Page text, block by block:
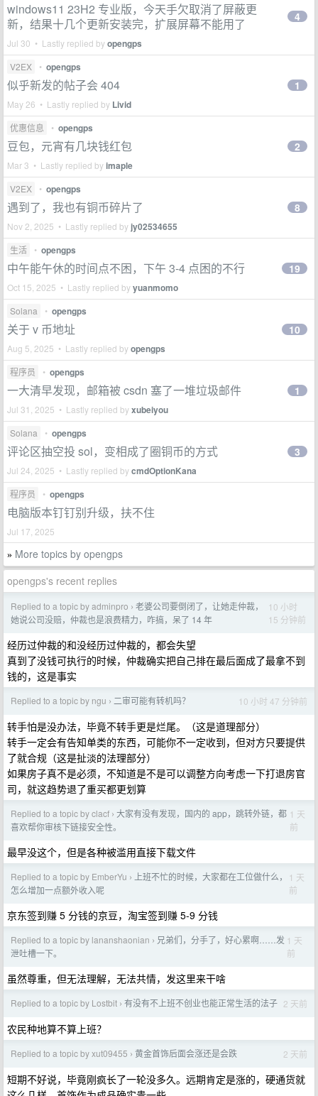
windows11 23H2 专业版，今天手欠取消了屏蔽更
新，结果十几个更新安装完，扩展屏幕不能用了
Jul 30 • Lastly replied byopengps
4
V2EX • opengps
似乎新发的帖子会 404
May 26 • Lastly replied by Livid
1
优惠信息 • opengps
豆包，元宵有几块钱红包
Mar 3 • Lastly replied byimaple
2
V2EX • opengps
遇到了，我也有铜币碎片了
Nov 2, 2025 • Lastly replied by jy02534655
8
生活 • opengps
中午能午休的时间点不困，下午 3-4 点困的不行
Oct 15, 2025 • Lastly replied byyuanmomo
19
Solana • opengps
关于 v 币地址
Aug 5, 2025 • Lastly replied byopengps
10
程序员 • opengps
一大清早发现，邮箱被 csdn 塞了一堆垃圾邮件
Jul 31, 2025 • Lastly replied byxubeiyou
1
Solana • opengps
评论区抽空投 sol，变相成了圈铜币的方式
Jul 24, 2025 • Lastly replied bycmdOptionKana
3
程序员 • opengps
电脑版本钉钉别升级，扶不住
Jul 17, 2025
» More topics by opengps
opengps's recent replies
Replied to a topic by adminpro › 老婆公司要倒闭了，让她走仲裁，
她说公司没赔，仲裁也是浪费精力，咋搞，呆了 14 年
10 小时
15 分钟前
经历过仲裁的和没经历过仲裁的，都会失望
真到了没钱可执行的时候，仲裁确实把自己排在最后面成了最拿不到
钱的，这是事实
Replied to a topic by ngu › 二审可能有转机吗？ 10 小时 47 分钟前
转手怕是没办法，毕竟不转手更是烂尾。（这是道理部分）
转手一定会有告知单类的东西，可能你不一定收到，但对方只要提供
了就合规（这是扯淡的法理部分）
如果房子真不是必须，不知道是不是可以调整方向考虑一下打退房官
司，就这趋势退了重买都更划算
Replied to a topic by clacf › 大家有没有发现，国内的 app，跳转外链，都
喜欢帮你审核下链接安全性。
1 天
前
最早没这个，但是各种被滥用直接下载文件
Replied to a topic by EmberYu ›
上班不忙的时候，大家都在工位做什么，
怎么增加一点额外收入呢
1 天
前
京东签到赚 5 分钱的京豆，淘宝签到赚 5-9 分钱
Replied to a topic by lananshaonian › 兄弟们，分手了，好心累啊……发
泄吐槽一下。
1 天
前
虽然尊重，但无法理解，无法共情，发这里来干啥
Replied to a topic by Lostbit › 有没有不上班不创业也能正常生活的法子 2 天前
农民种地算不算上班？
Replied to a topic by xut09455 › 黄金首饰后面会涨还是会跌 2 天前
短期不好说，毕竟刚疯长了一轮没多久。远期肯定是涨的，硬通货就